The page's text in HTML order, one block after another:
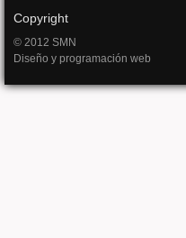
Copyright
© 2012 SMN
Diseño y programación web